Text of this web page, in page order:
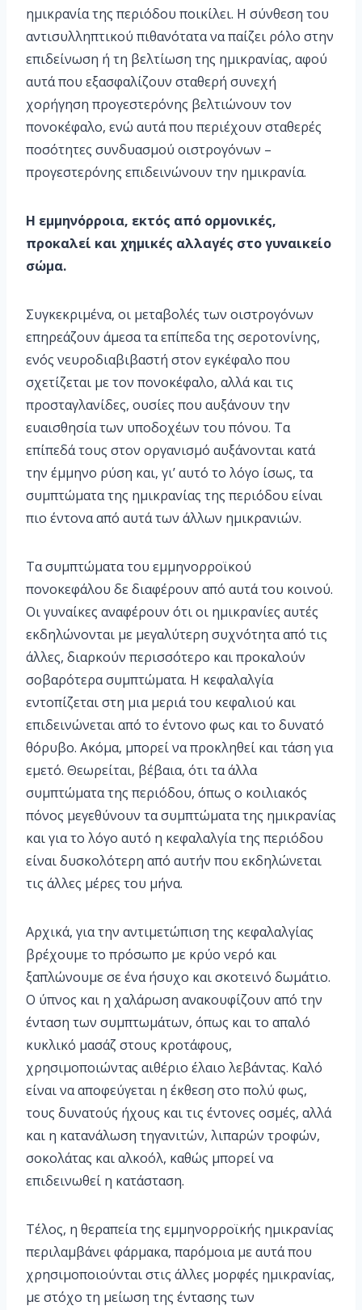
ημικρανία της περιόδου ποικίλει. Η σύνθεση του
αντισυλληπτικού πιθανότατα να παίζει ρόλο στην
επιδείνωση ή τη βελτίωση της ημικρανίας, αφού
αυτά που εξασφαλίζουν σταθερή συνεχή
χορήγηση προγεστερόνης βελτιώνουν τον
πονοκέφαλο, ενώ αυτά που περιέχουν σταθερές
ποσότητες συνδυασμού οιστρογόνων –
προγεστερόνης επιδεινώνουν την ημικρανία.
Η εμμηνόρροια, εκτός από ορμονικές,
προκαλεί και χημικές αλλαγές στο γυναικείο
σώμα.
Συγκεκριμένα, οι μεταβολές των οιστρογόνων
επηρεάζουν άμεσα τα επίπεδα της σεροτονίνης,
ενός νευροδιαβιβαστή στον εγκέφαλο που
σχετίζεται με τον πονοκέφαλο, αλλά και τις
προσταγλανίδες, ουσίες που αυξάνουν την
ευαισθησία των υποδοχέων του πόνου. Τα
επίπεδά τους στον οργανισμό αυξάνονται κατά
την έμμηνο ρύση και, γι’ αυτό το λόγο ίσως, τα
συμπτώματα της ημικρανίας της περιόδου είναι
πιο έντονα από αυτά των άλλων ημικρανιών.
Τα συμπτώματα του εμμηνορροϊκού
πονοκεφάλου δε διαφέρουν από αυτά του κοινού.
Οι γυναίκες αναφέρουν ότι οι ημικρανίες αυτές
εκδηλώνονται με μεγαλύτερη συχνότητα από τις
άλλες, διαρκούν περισσότερο και προκαλούν
σοβαρότερα συμπτώματα. Η κεφαλαλγία
εντοπίζεται στη μια μεριά του κεφαλιού και
επιδεινώνεται από το έντονο φως και το δυνατό
θόρυβο. Ακόμα, μπορεί να προκληθεί και τάση για
εμετό. Θεωρείται, βέβαια, ότι τα άλλα
συμπτώματα της περιόδου, όπως ο κοιλιακός
πόνος μεγεθύνουν τα συμπτώματα της ημικρανίας
και για το λόγο αυτό η κεφαλαλγία της περιόδου
είναι δυσκολότερη από αυτήν που εκδηλώνεται
τις άλλες μέρες του μήνα.
Αρχικά, για την αντιμετώπιση της κεφαλαλγίας
βρέχουμε το πρόσωπο με κρύο νερό και
ξαπλώνουμε σε ένα ήσυχο και σκοτεινό δωμάτιο.
Ο ύπνος και η χαλάρωση ανακουφίζουν από την
ένταση των συμπτωμάτων, όπως και το απαλό
κυκλικό μασάζ στους κροτάφους,
χρησιμοποιώντας αιθέριο έλαιο λεβάντας. Καλό
είναι να αποφεύγεται η έκθεση στο πολύ φως,
τους δυνατούς ήχους και τις έντονες οσμές, αλλά
και η κατανάλωση τηγανιτών, λιπαρών τροφών,
σοκολάτας και αλκοόλ, καθώς μπορεί να
επιδεινωθεί η κατάσταση.
Τέλος, η θεραπεία της εμμηνορροϊκής ημικρανίας
περιλαμβάνει φάρμακα, παρόμοια με αυτά που
χρησιμοποιούνται στις άλλες μορφές ημικρανίας,
με στόχο τη μείωση της έντασης των